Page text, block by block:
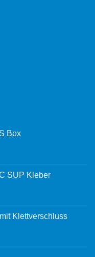
Box
SUP Kleber
Klettverschluss